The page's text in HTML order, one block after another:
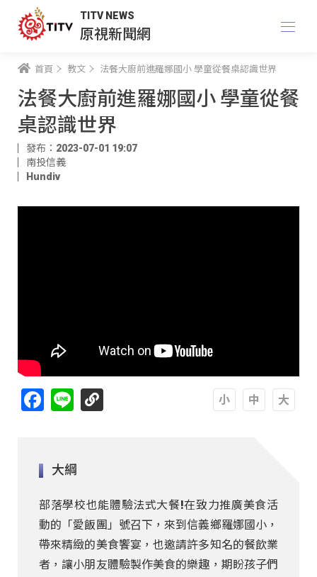
TITV NEWS
原視新聞網
首頁 教文 法餐大廚前進羅娜國小 學童從餐桌認識世界
法餐大廚前進羅娜國小 學童從餐
桌認識世界
發布：2023-07-01 19:07
南投信義
Hundiv
Facebook
Line
大綱
部落學校也能體驗法式大餐!在致力推廣美食活
動的「愛飯團」號召下，來到信義鄉羅娜國小，
帶來精緻的美食饗宴，也邀請許多知名的餐飲業
者，讓小朋友體驗製作美食的樂趣，期盼孩子們